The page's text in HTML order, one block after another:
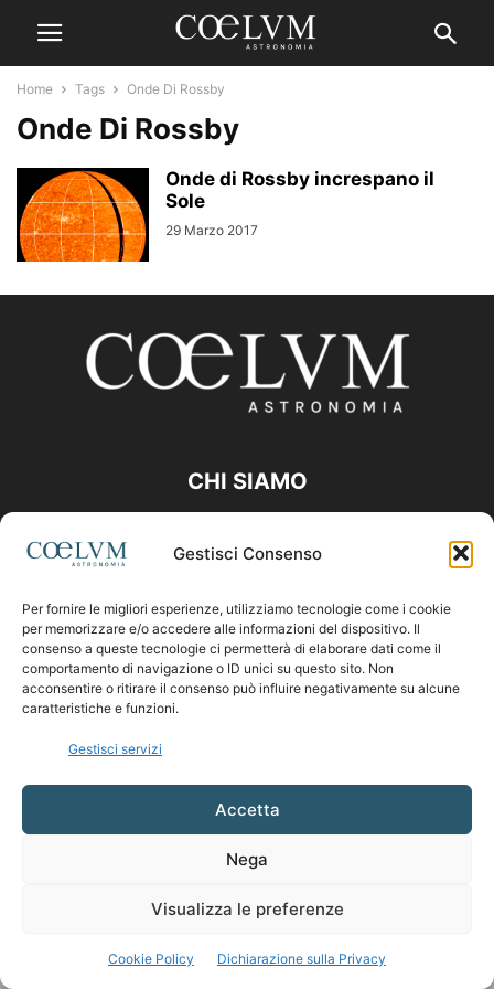
Gestisci Consenso
Per fornire le migliori esperienze, utilizziamo tecnologie come i cookie
per memorizzare e/o accedere alle informazioni del dispositivo. Il
consenso a queste tecnologie ci permetterà di elaborare dati come il
comportamento di navigazione o ID unici su questo sito. Non
acconsentire o ritirare il consenso può influire negativamente su alcune
caratteristiche e funzioni.
Gestisci servizi
Accetta
Nega
Visualizza le preferenze
Cookie Policy Dichiarazione sulla Privacy
Home Tags Onde Di Rossby
Onde Di Rossby
Onde di Rossby increspano il
Sole
29 Marzo 2017
CHI SIAMO
Contattaci:coelumastro@coelum.com
SEGUICI